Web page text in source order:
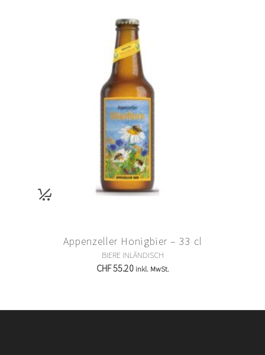
Appenzeller Honigbier – 33 cl
BIERE INLÄNDISCH
CHF55.20 inkl. MwSt.